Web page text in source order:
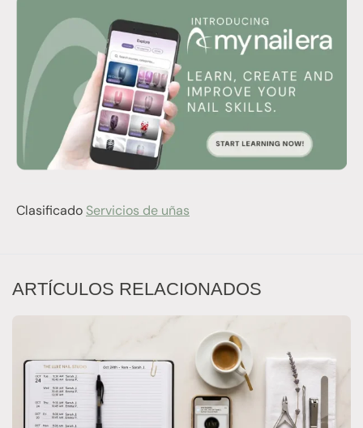
Clasificado Servicios de uñas
ARTÍCULOS RELACIONADOS